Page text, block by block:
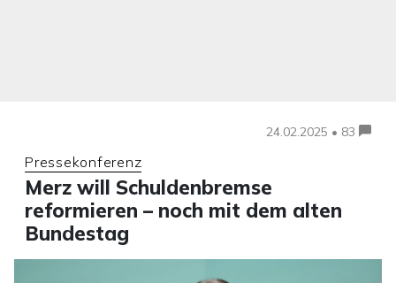
24.02.2025 • 83
Pressekonferenz
Merz will Schuldenbremse
reformieren – noch mit dem alten
Bundestag